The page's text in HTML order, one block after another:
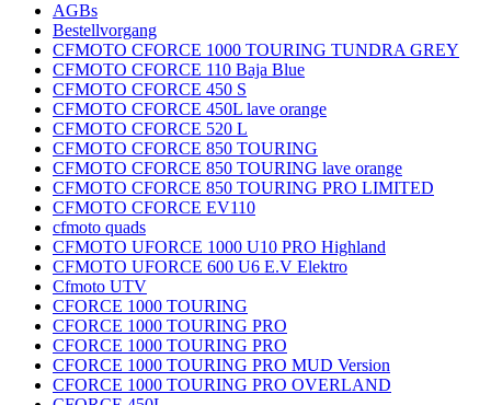
AGBs
Bestellvorgang
CFMOTO CFORCE 1000 TOURING TUNDRA GREY
CFMOTO CFORCE 110 Baja Blue
CFMOTO CFORCE 450 S
CFMOTO CFORCE 450L lave orange
CFMOTO CFORCE 520 L
CFMOTO CFORCE 850 TOURING
CFMOTO CFORCE 850 TOURING lave orange
CFMOTO CFORCE 850 TOURING PRO LIMITED
CFMOTO CFORCE EV110
cfmoto quads
CFMOTO UFORCE 1000 U10 PRO Highland
CFMOTO UFORCE 600 U6 E.V Elektro
Cfmoto UTV
CFORCE 1000 TOURING
CFORCE 1000 TOURING PRO
CFORCE 1000 TOURING PRO
CFORCE 1000 TOURING PRO MUD Version
CFORCE 1000 TOURING PRO OVERLAND